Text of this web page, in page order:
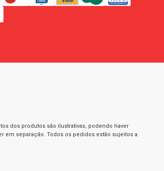
dos produtos são ilustrativas, podendo haver
separação. Todos os pedidos estão sujeitos a